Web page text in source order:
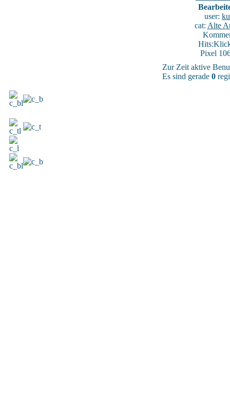
user:
cat: Alte
Pixel
Zur Zeit aktive
Es sind gerade 0